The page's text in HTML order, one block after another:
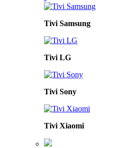
Tivi Samsung
Tivi LG
Tivi Sony
Tivi Xiaomi